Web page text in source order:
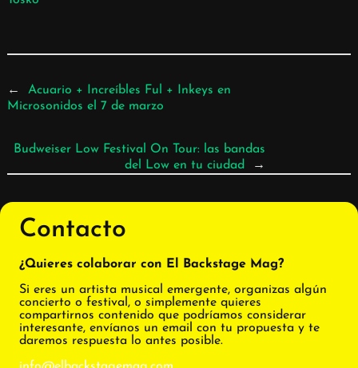
←
Acuario + Increíbles Ful + Inkeys en
Microsonidos el 7 de marzo
Budweiser Low Festival On Tour: las bandas
del Low en tu ciudad
→
Contacto
¿Quieres colaborar con El Backstage Mag?
Si eres un artista musical emergente, organizas algún
concierto o festival, o simplemente quieres
compartirnos contenido que podríamos considerar
interesante, envíanos un email con tu propuesta y te
daremos respuesta lo antes posible.